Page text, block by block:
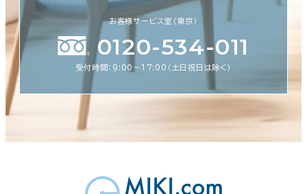
お客様サービス室（東京）
0120-534-011
受付時間：9:00〜17:00（土日祝日は除く）